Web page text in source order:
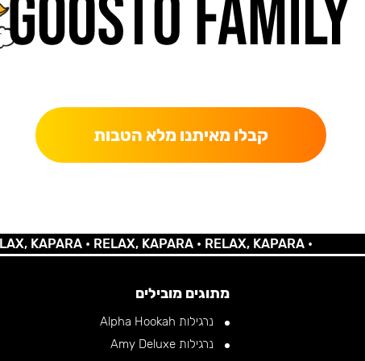
קבלו מאיתנו מלא הטבות
•RELAX, KAPARA •RELAX, KAPARA •
מתוגים מובילים
נרגילות Alpha Hookah
נרגילות Amy Deluxe